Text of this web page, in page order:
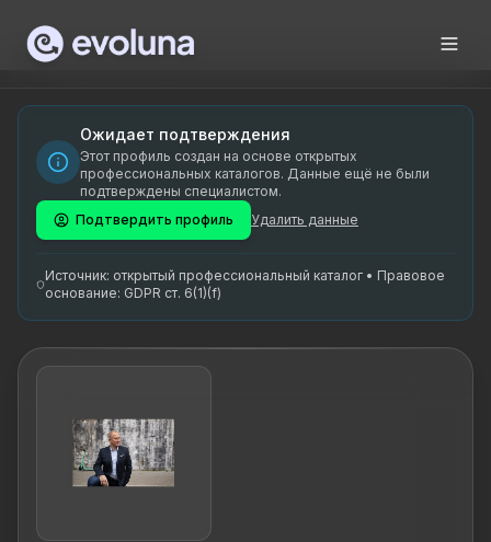
Toomas Tamsar is an experienced leadership coach
Toomas Tamsar on spetsialiseerunud juhtimise
juhtimise coaching, meeskonnakoaching, tulemuslikkuse
Ожидает подтверждения
Этот профиль создан на основе открытых
профессиональных каталогов. Данные ещё не были
подтверждены специалистом.
Подтвердить профиль
Удалить данные
Источник: открытый профессиональный каталог • Правовое
основание: GDPR ст. 6(1)(f)